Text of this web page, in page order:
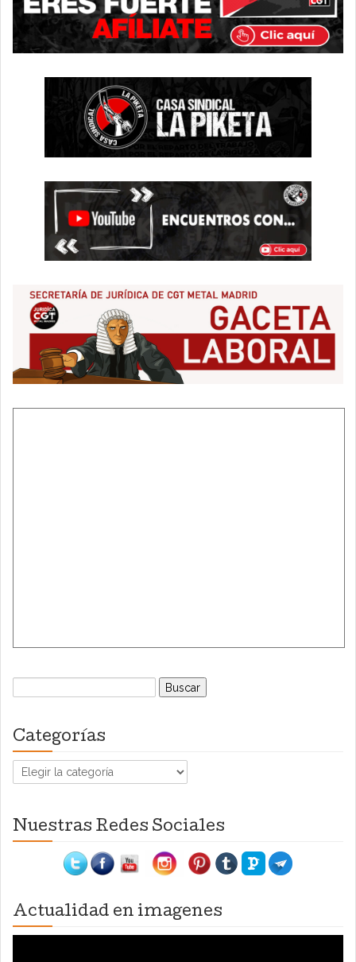
Buscar:
Categorías
Categorías
Nuestras Redes Sociales
Actualidad en imagenes